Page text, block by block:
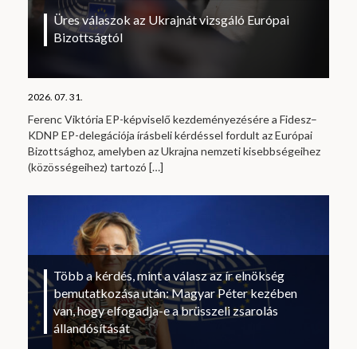
Üres válaszok az Ukrajnát vizsgáló Európai
Bizottságtól
2026. 07. 31.
Ferenc Viktória EP-képviselő kezdeményezésére a Fidesz–
KDNP EP-delegációja írásbeli kérdéssel fordult az Európai
Bizottsághoz, amelyben az Ukrajna nemzeti kisebbségeihez
(közösségeihez) tartozó […]
Több a kérdés, mint a válasz az ír elnökség
bemutatkozása után: Magyar Péter kezében
van, hogy elfogadja-e a brüsszeli zsarolás
állandósítását